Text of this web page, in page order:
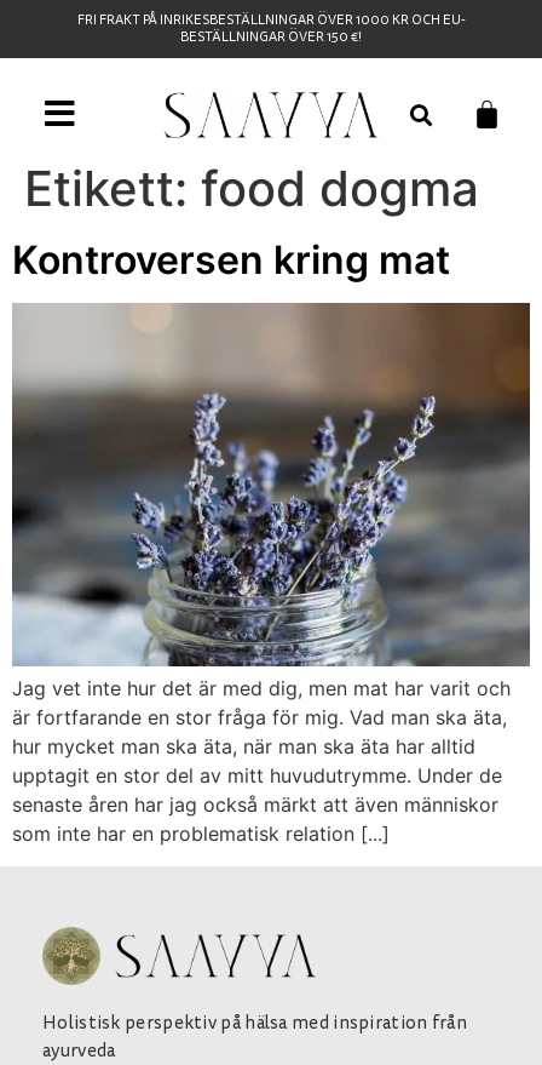
FRI FRAKT PÅ INRIKESBESTÄLLNINGAR ÖVER 1000 KR OCH EU-
BESTÄLLNINGAR ÖVER 150 €!
Etikett: food dogma
Kontroversen kring mat
Jag vet inte hur det är med dig, men mat har varit och
är fortfarande en stor fråga för mig. Vad man ska äta,
hur mycket man ska äta, när man ska äta har alltid
upptagit en stor del av mitt huvudutrymme. Under de
senaste åren har jag också märkt att även människor
som inte har en problematisk relation [...]
Holistisk perspektiv på hälsa med inspiration från
ayurveda